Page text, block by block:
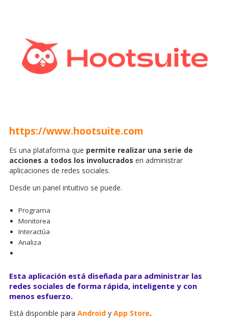
https://www.hootsuite.com
Es una plataforma que permite realizar una serie de
acciones a todos los involucrados en administrar
aplicaciones de redes sociales.
Desde un panel intuitivo se puede.
Programa
Monitorea
Interactúa
Analiza
Esta aplicación está diseñada para administrar las
redes sociales de forma rápida, inteligente y con
menos esfuerzo.
Está disponible para Android y App Store.